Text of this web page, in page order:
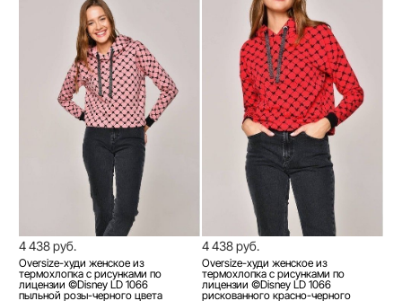
4 438 руб.
Оversize-худи женское из
термохлопка с рисунками по
лицензии ©Disney LD 1066
пыльной розы-черного цвета
4 438 руб.
Оversize-худи женское из
термохлопка с рисунками по
лицензии ©Disney LD 1066
рискованного красно-черного